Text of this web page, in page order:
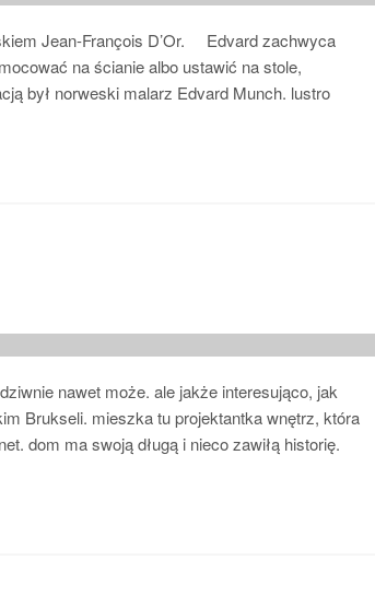
Jean-François D’Or. Edvard zachwyca
na ścianie albo ustawić na stole,
był norweski malarz Edvard Munch. lustro
nawet może. ale jakże interesująco, jak
Brukseli. mieszka tu projektantka wnętrz, która
dom ma swoją długą i nieco zawiłą historię.